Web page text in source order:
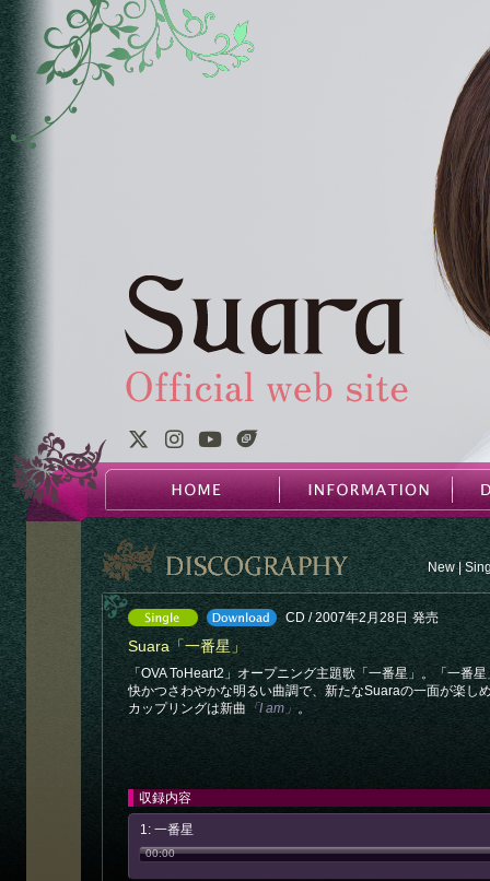
New |
CD / 2007年2月28日 発売
Suara「一番星」
「OVA ToHeart2」オープニング主題歌「一番星」。「一番
快かつさわやかな明るい曲調で、新たなSuaraの一面が楽
カップリングは新曲 「I am」。
収録内容
00:00
1: 一番星